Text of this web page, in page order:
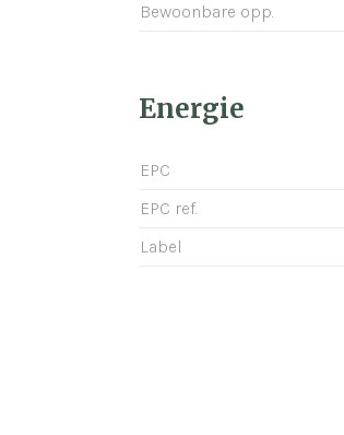
Bewoonbare opp.
Energie
EPC
EPC ref.
Label